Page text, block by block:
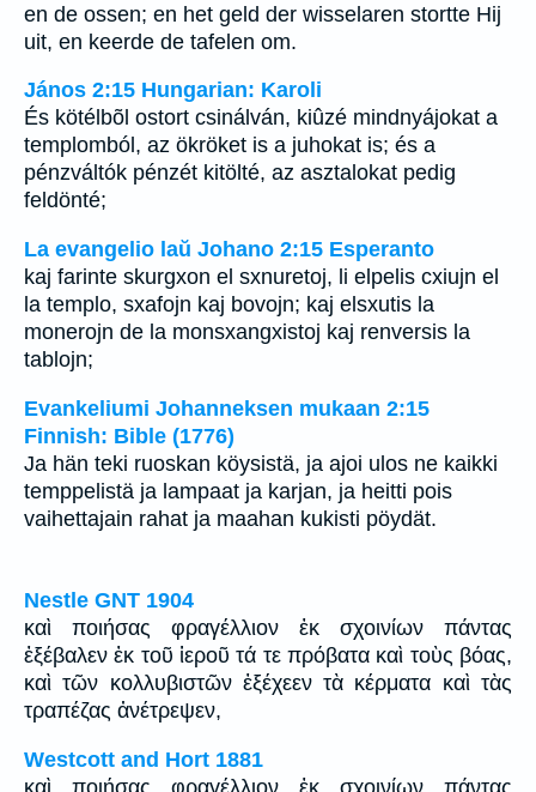
en de ossen; en het geld der wisselaren stortte Hij
uit, en keerde de tafelen om.
János 2:15 Hungarian: Karoli
És kötélbõl ostort csinálván, kiûzé mindnyájokat a
templomból, az ökröket is a juhokat is; és a
pénzváltók pénzét kitölté, az asztalokat pedig
feldönté;
La evangelio laŭ Johano 2:15 Esperanto
kaj farinte skurgxon el sxnuretoj, li elpelis cxiujn el
la templo, sxafojn kaj bovojn; kaj elsxutis la
monerojn de la monsxangxistoj kaj renversis la
tablojn;
Evankeliumi Johanneksen mukaan 2:15
Finnish: Bible (1776)
Ja hän teki ruoskan köysistä, ja ajoi ulos ne kaikki
temppelistä ja lampaat ja karjan, ja heitti pois
vaihettajain rahat ja maahan kukisti pöydät.
Nestle GNT 1904
καὶ ποιήσας φραγέλλιον ἐκ σχοινίων πάντας
ἐξέβαλεν ἐκ τοῦ ἱεροῦ τά τε πρόβατα καὶ τοὺς βόας,
καὶ τῶν κολλυβιστῶν ἐξέχεεν τὰ κέρματα καὶ τὰς
τραπέζας ἀνέτρεψεν,
Westcott and Hort 1881
καὶ ποιήσας φραγέλλιον ἐκ σχοινίων πάντας